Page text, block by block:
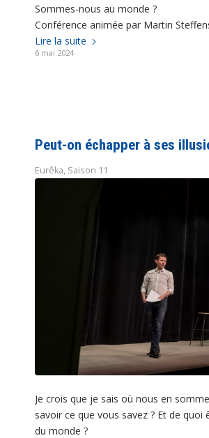
Sommes-nous au monde ?
Conférence animée par Martin
Lire la suite
6 mai 2024
Peut-on échapper à ses
Eurêka, Saison 11
Je crois que je sais où nous en
savoir ce que vous savez ? Et de
du monde ?